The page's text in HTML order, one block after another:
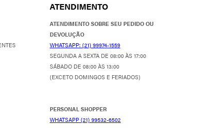
ATENDIMENTO
ATENDIMENTO SOBRE SEU PEDIDO OU
DEVOLUÇÃO
WHATSAPP: (21) 99974-1559
SEGUNDA A SEXTA DE 08:00 ÀS 17:00
SÁBADO DE 08:00 ÀS 13:00
(EXCETO DOMINGOS E FERIADOS)
PERSONAL SHOPPER
WHATSAPP (21) 99532-6502